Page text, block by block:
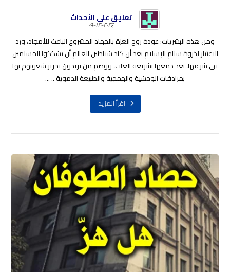
تعليق على الأحداث
٢٠٢٤-١٢-٠٩
ومن هذه البشريات: عودة روح العزة بالجهاد المشروع الباعث للأمجاد، ورد
الاعتبار لذروة سنام الإسلام بعد أن كاد شياطين العالم أن يشككوا المسلمين
في شرعتها، بعد دمغها بشريعة الغاب، ووصم من يريدون تحرير شعوبهم بها
بمرادفات الوحشية والهمجية والطبيعة الدموية .. ...
اقرأ المزيد